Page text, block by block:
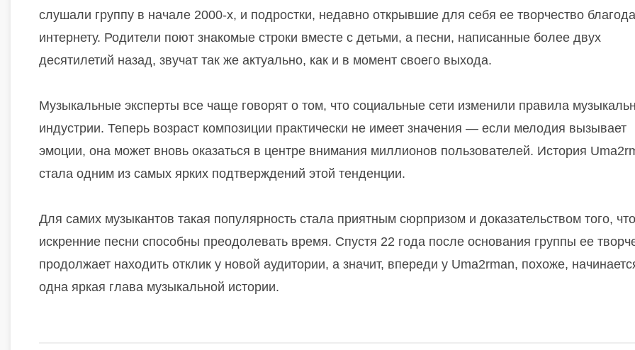
слушали группу в начале 2000-х, и подростки, недавно открывшие для себя ее творчество
интернету. Родители поют знакомые строки вместе с детьми, а песни, написанные более двух
десятилетий назад, звучат так же актуально, как и в момент своего выхода.
Музыкальные эксперты все чаще говорят о том, что социальные сети изменили правила
индустрии. Теперь возраст композиции практически не имеет значения — если мелодия вызывает
эмоции, она может вновь оказаться в центре внимания миллионов пользователей. История
стала одним из самых ярких подтверждений этой тенденции.
Для самих музыкантов такая популярность стала приятным сюрпризом и доказательством того, что
искренние песни способны преодолевать время. Спустя 22 года после основания группы ее
продолжает находить отклик у новой аудитории, а значит, впереди у Uma2rman, похоже,
одна яркая глава музыкальной истории.